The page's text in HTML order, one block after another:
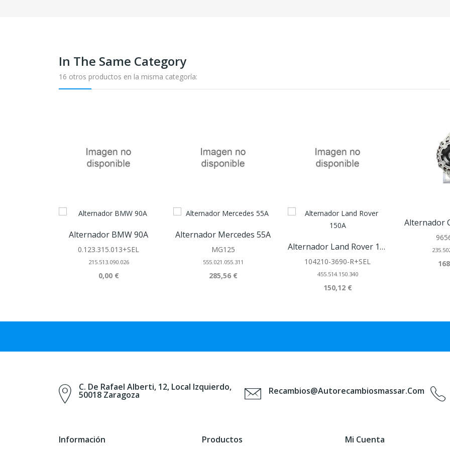
In The Same Category
16 otros productos en la misma categoría:
Alternador BMW 90A
0.123.315.013+SEL
215.513.090.026
0,00 €
Alternador Mercedes 55A
MG125
555.021.055.311
285,56 €
Alternador Land Rover 150A
104210-3690-R+SEL
455.514.150.340
150,12 €
Alternador
C. De Rafael Alberti, 12, Local Izquierdo,
50018 Zaragoza Recambios@autorecambiosmassar.com
Información Productos Mi Cuenta